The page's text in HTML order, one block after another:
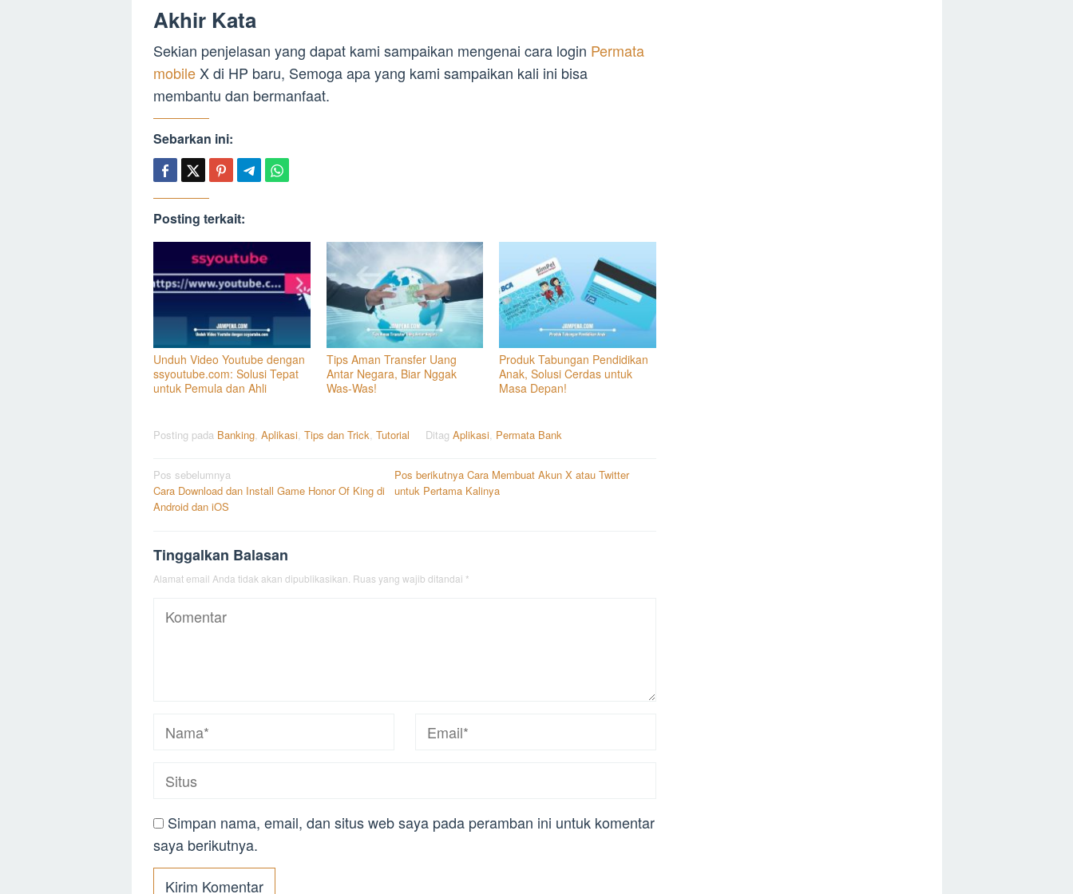
Akhir Kata
Sekian penjelasan yang dapat kami sampaikan mengenai cara login Permata
mobile X di HP baru, Semoga apa yang kami sampaikan kali ini bisa
membantu dan bermanfaat.
Sebarkan ini:
Posting terkait:
Unduh Video Youtube dengan
ssyoutube.com: Solusi Tepat
untuk Pemula dan Ahli
Tips Aman Transfer Uang
Antar Negara, Biar Nggak
Was-Was!
Produk Tabungan Pendidikan
Anak, Solusi Cerdas untuk
Masa Depan!
Posting pada Banking Aplikasi Tips dan Trick Tutorial Ditag Aplikasi Permata Bank
Navigasi
pos
Pos sebelumnya
Cara Download dan Install Game Honor Of King di
Android dan iOS
Pos berikutnya Cara Membuat Akun X atau Twitter
untuk Pertama Kalinya
Tinggalkan Balasan
Alamat email Anda tidak akan dipublikasikan. Ruas yang wajib ditandai *
Simpan nama, email, dan situs web saya pada peramban ini untuk komentar
saya berikutnya.